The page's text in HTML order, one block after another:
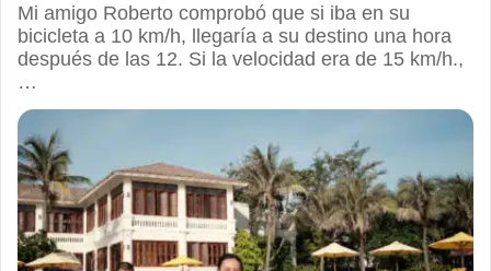
Mi amigo Roberto comprobó que si iba en su
bicicleta a 10 km/h, llegaría a su destino una hora
después de las 12. Si la velocidad era de 15 km/h.,
…